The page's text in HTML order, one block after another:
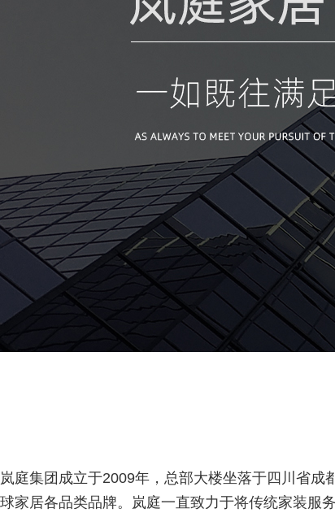
岚庭集团成立于2009年，总部大楼坐落于四川省
球家居各品类品牌。岚庭一直致力于将传统家装服